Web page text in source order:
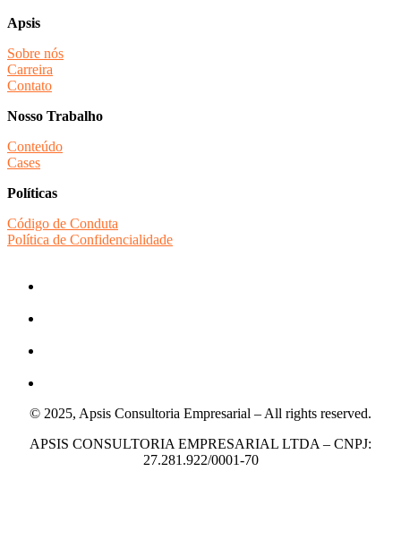
Apsis
Sobre nós
Carreira
Contato
Nosso Trabalho
Conteúdo
Cases
Políticas
Código de Conduta
Política de Confidencialidade
© 2025, Apsis Consultoria Empresarial – All rights reserved.
APSIS CONSULTORIA EMPRESARIAL LTDA – CNPJ:
27.281.922/0001-70